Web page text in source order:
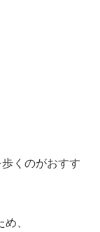
くのがおすす
、